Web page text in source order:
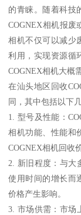
的青睐。随着科技
COGNEX相机报废
相机不仅可以减少
利用，实现资源循
COGNEX相机大概
在汕头地区回收
同，其中包括以下
1. 型号及性能：
相机功能、性能和
COGNEX相机回收
2. 新旧程度：与大
使用时间的增长而
价格产生影响。
3. 市场供需：市场